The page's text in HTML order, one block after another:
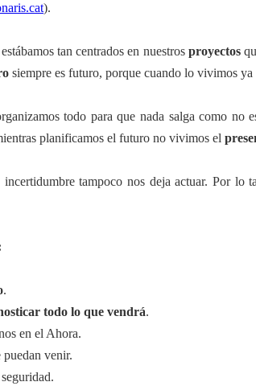
).
tan centrados en nuestros proyectos
siempre es futuro, porque cuando lo vivimos ya
todo para que nada salga como no
planificamos el futuro no vivimos el
tampoco nos deja actuar. Por lo
.
todo lo que vendrá.
en el Ahora.
puedan venir.